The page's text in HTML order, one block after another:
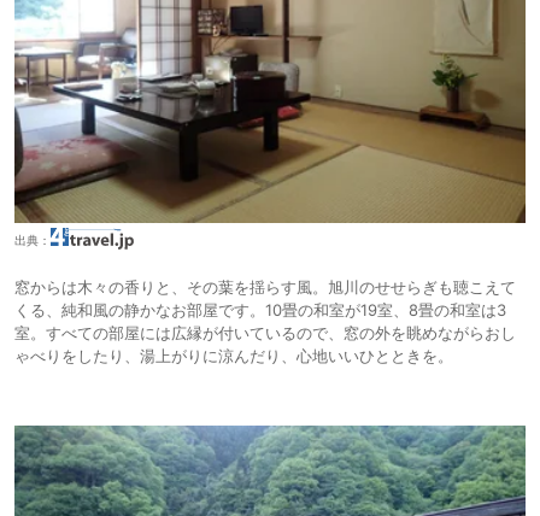
出典：
窓からは木々の香りと、その葉を揺らす風。旭川のせせらぎも聴こえて
くる、純和風の静かなお部屋です。10畳の和室が19室、8畳の和室は3
室。すべての部屋には広縁が付いているので、窓の外を眺めながらおし
ゃべりをしたり、湯上がりに涼んだり、心地いいひとときを。